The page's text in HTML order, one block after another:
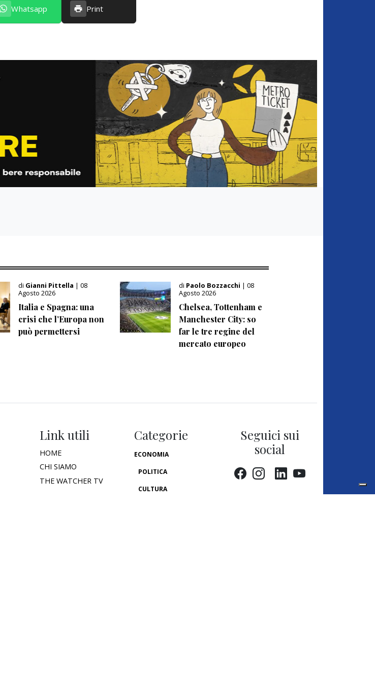
Whatsapp Print
di Gianni Pittella | 08
Agosto 2026
Italia e Spagna: una
crisi che l’Europa non
può permettersi
di Paolo Bozzacchi | 08
Agosto 2026
Chelsea, Tottenham e
Manchester City: so
far le tre regine del
mercato europeo
Link utili
HOME
CHI SIAMO
THE WATCHER TV
Categorie
ECONOMIA
POLITICA
CULTURA
Seguici sui
social